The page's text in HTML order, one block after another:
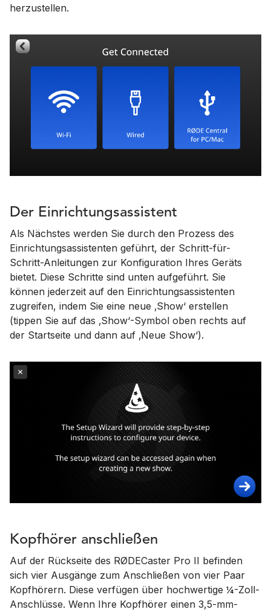
herzustellen.
Der Einrichtungsassistent
Als Nächstes werden Sie durch den Prozess des
Einrichtungsassistenten geführt, der Schritt-für-
Schritt-Anleitungen zur Konfiguration Ihres Geräts
bietet. Diese Schritte sind unten aufgeführt. Sie
können jederzeit auf den Einrichtungsassistenten
zugreifen, indem Sie eine neue ‚Show‘ erstellen
(tippen Sie auf das ‚Show‘-Symbol oben rechts auf
der Startseite und dann auf ‚Neue Show‘).
Kopfhörer anschließen
Auf der Rückseite des RØDECaster Pro II befinden
sich vier Ausgänge zum Anschließen von vier Paar
Kopfhörern. Diese verfügen über hochwertige ¼-Zoll-
Anschlüsse. Wenn Ihre Kopfhörer einen 3,5-mm-